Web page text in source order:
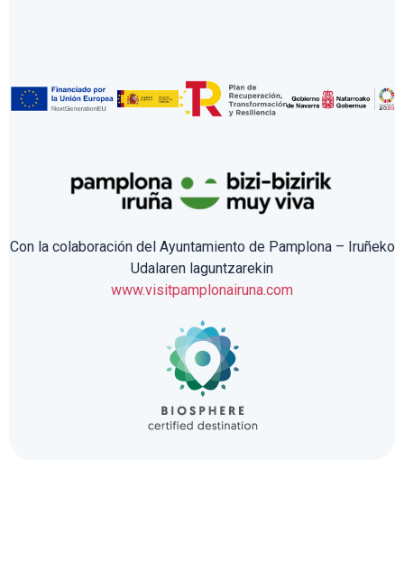
Con la colaboración del Ayuntamiento de Pamplona – Iruñeko
Udalaren laguntzarekin
www.visitpamplonairuna.com